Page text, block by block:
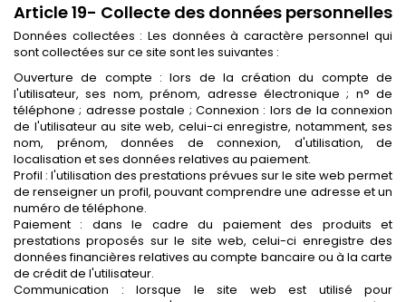
Article 19- Collecte des données personnelles
Données collectées : Les données à caractère personnel qui
sont collectées sur ce site sont les suivantes :
Ouverture de compte : lors de la création du compte de
l'utilisateur, ses nom, prénom, adresse électronique ; n° de
téléphone ; adresse postale ; Connexion : lors de la connexion
de l'utilisateur au site web, celui-ci enregistre, notamment, ses
nom, prénom, données de connexion, d'utilisation, de
localisation et ses données relatives au paiement.
Profil : l'utilisation des prestations prévues sur le site web permet
de renseigner un profil, pouvant comprendre une adresse et un
numéro de téléphone.
Paiement : dans le cadre du paiement des produits et
prestations proposés sur le site web, celui-ci enregistre des
données financières relatives au compte bancaire ou à la carte
de crédit de l'utilisateur.
Communication : lorsque le site web est utilisé pour